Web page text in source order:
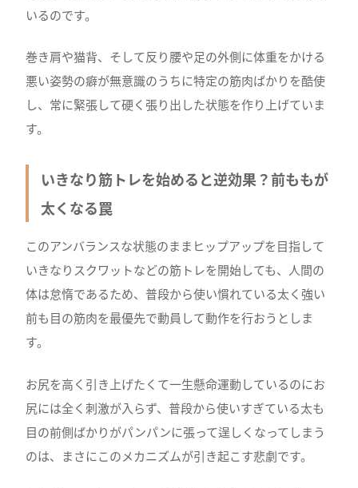
いるのです。
巻き肩や猫背、そして反り腰や足の外側に体重をかける
悪い姿勢の癖が無意識のうちに特定の筋肉ばかりを酷使
し、常に緊張して硬く張り出した状態を作り上げていま
す。
いきなり筋トレを始めると逆効果？前ももが
太くなる罠
このアンバランスな状態のままヒップアップを目指して
いきなりスクワットなどの筋トレを開始しても、人間の
体は怠惰であるため、普段から使い慣れている太く強い
前も目の筋肉を最優先で動員して動作を行おうとしま
す。
お尻を高く引き上げたくて一生懸命運動しているのにお
尻には全く刺激が入らず、普段から使いすぎている太も
目の前側ばかりがパンパンに張って逞しくなってしまう
のは、まさにこのメカニズムが引き起こす悲劇です。